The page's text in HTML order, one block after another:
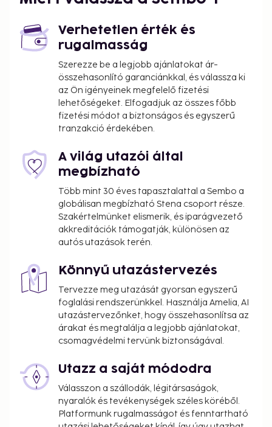
Verhetetlen érték és
rugalmasság
Szerezze be a legjobb ajánlatokat ár-
összehasonlító garanciánkkal, és válassza ki
az Ön igényeinek megfelelő fizetési
lehetőségeket. Elfogadjuk az összes főbb
fizetési módot a biztonságos és egyszerű
tranzakció érdekében.
A világ utazói által
megbízható
Több mint 30 éves tapasztalattal a Sembo a
globálisan megbízható Stena csoport része.
Szakértelmünket elismerik, és iparágvezető
akkreditációk támogatják, különösen az
autós utazások terén.
Könnyű utazástervezés
Tervezze meg utazását gyorsan egyszerű
foglalási rendszerünkkel. Használja Amelia, AI
utazástervezőnket, hogy összehasonlítsa az
árakat és megtalálja a legjobb ajánlatokat,
csomagvédelmi tervünk biztonságával.
Utazz a saját módodra
Válasszon a szállodák, légitársaságok,
nyaralók és tevékenységek széles köréből.
Platformunk rugalmasságot és fenntartható